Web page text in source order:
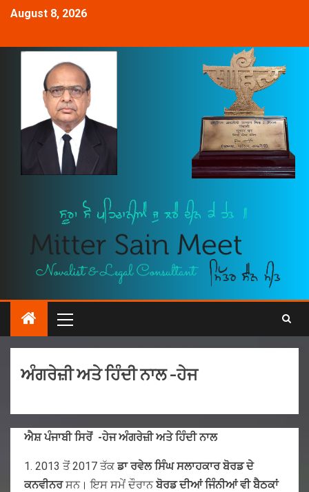
August 8, 2026
ਅੰਗਰੇਜ਼ੀ ਅਤੇ ਹਿੰਦੀ ਨਾਲ -ਹੇਜ
ਐਸ਼ ਪੰਜਾਬੀ ਸਿਰੋਂ -ਹੇਜ ਅੰਗਰੇਜ਼ੀ ਅਤੇ ਹਿੰਦੀ ਨਾਲ
1. 2013 ਤੋਂ 2017 ਤੱਕ ਡਾ ਰਵੇਲ ਸਿੰਘ ਸਲਾਹਕਾਰ ਬੋਰਡ ਦੇ
ਕਨਵੀਨਰਸਨ। ਇਸ ਸਮੇਂ ਦੌਰਾਨਬੋਰਡ ਦੀਆਂ ਜਿੰਨੀਆਂ ਵੀ ਬੈਠਕਾਂ